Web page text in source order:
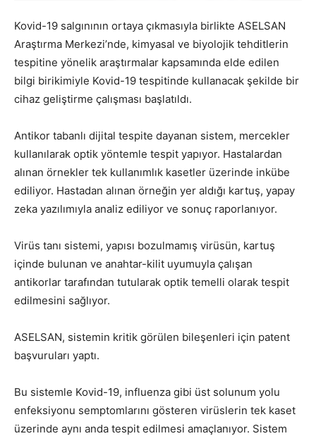
Kovid-19 salgınının ortaya çıkmasıyla birlikte ASELSAN
Araştırma Merkezi’nde, kimyasal ve biyolojik tehditlerin
tespitine yönelik araştırmalar kapsamında elde edilen
bilgi birikimiyle Kovid-19 tespitinde kullanacak şekilde bir
cihaz geliştirme çalışması başlatıldı.
Antikor tabanlı dijital tespite dayanan sistem, mercekler
kullanılarak optik yöntemle tespit yapıyor. Hastalardan
alınan örnekler tek kullanımlık kasetler üzerinde inkübe
ediliyor. Hastadan alınan örneğin yer aldığı kartuş, yapay
zeka yazılımıyla analiz ediliyor ve sonuç raporlanıyor.
Virüs tanı sistemi, yapısı bozulmamış virüsün, kartuş
içinde bulunan ve anahtar-kilit uyumuyla çalışan
antikorlar tarafından tutularak optik temelli olarak tespit
edilmesini sağlıyor.
ASELSAN, sistemin kritik görülen bileşenleri için patent
başvuruları yaptı.
Bu sistemle Kovid-19, influenza gibi üst solunum yolu
enfeksiyonu semptomlarını gösteren virüslerin tek kaset
üzerinde aynı anda tespit edilmesi amaçlanıyor. Sistem